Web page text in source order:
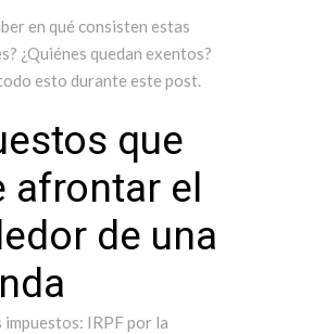
en qué consisten estas
¿Quiénes quedan exentos?
esto durante este post.
que
afrontar el
de una
impuestos: IRPF por la